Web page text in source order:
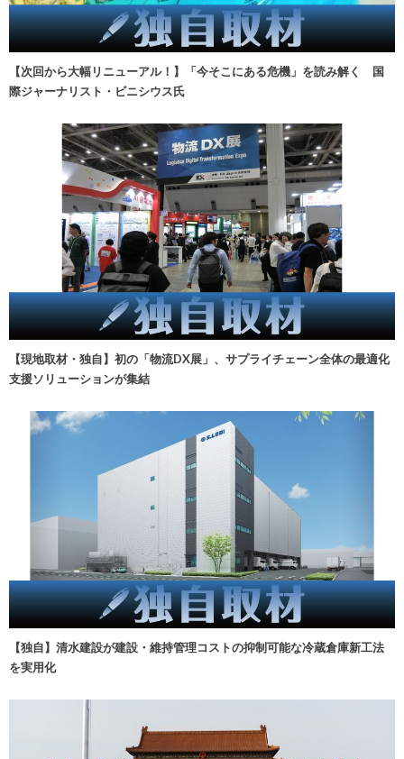
【次回から大幅リニューアル！】「今そこにある危機」を読み解く 国
際ジャーナリスト・ビニシウス氏
【現地取材・独自】初の「物流DX展」、サプライチェーン全体の最適化
支援ソリューションが集結
【独自】清水建設が建設・維持管理コストの抑制可能な冷蔵倉庫新工法
を実用化